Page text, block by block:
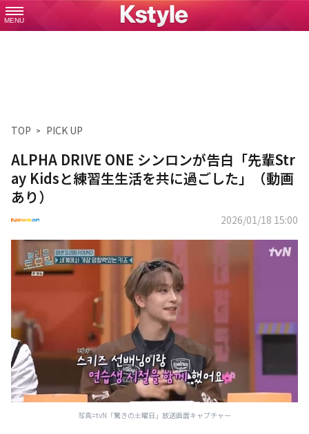
MENU
TOP PICK UP
ALPHA DRIVE ONE シンロンが告白「先輩Str
ay Kidsと練習生生活を共に過ごした」（動画
あり）
2026/01/18 15:00
写真=tvN「驚きの土曜日」放送画面キャプチャー